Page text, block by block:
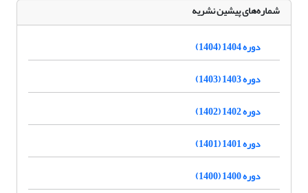
شماره‌های پیشین نشریه
دوره 1404 (1404)
دوره 1403 (1403)
دوره 1402 (1402)
دوره 1401 (1401)
دوره 1400 (1400)